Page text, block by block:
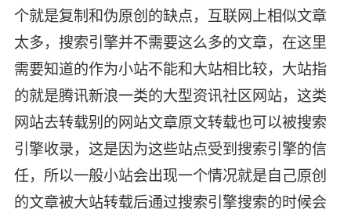
个就是复制和伪原创的缺点，互联网上相似文章
太多，搜索引擎并不需要这么多的文章，在这里
需要知道的作为小站不能和大站相比较，大站指
的就是腾讯新浪一类的大型资讯社区网站，这类
网站去转载别的网站文章原文转载也可以被搜索
引擎收录，这是因为这些站点受到搜索引擎的信
任，所以一般小站会出现一个情况就是自己原创
的文章被大站转载后通过搜索引擎搜索的时候会